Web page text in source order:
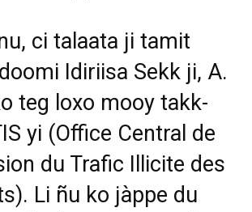
ci talaata ji tamit
Idiriisa Sekk ji, A.
teg loxo mooy takk-
yi (Office Central de
du Trafic Illicite des
Li ñu ko jàppe du